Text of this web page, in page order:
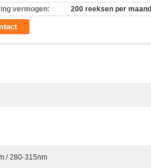
vermogen:
200 reeksen per maand
/ 280-315nm